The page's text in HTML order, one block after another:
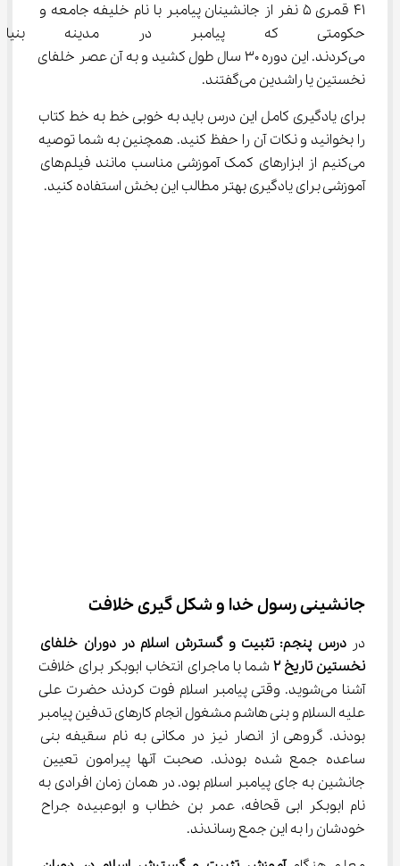
۴۱ قمری ۵ نفر از جانشینان پیامبر با نام خلیفه جامعه و
حکومتی که پیامبر در مدینه
می‌کردند. این دوره ۳۰ سال طول کشید و به آن عصر خلفای
نخستین یا راشدین می‌گفتند.
برای یادگیری کامل این درس باید به خوبی خط به خط کتاب
را بخوانید و نکات آن را حفظ کنید. همچنین به شما توصیه
می‌کنیم از ابزارهای کمک آموزشی مناسب مانند فیلم‌های
آموزشی برای یادگیری بهتر مطالب این بخش استفاده کنید.
جانشینی رسول خدا و شکل گیری خلافت
در درس پنجم: تثبیت و گسترش اسلام در دوران خلفای
نخستین تاریخ ۲ شما با ماجرای انتخاب ابوبکر برای خلافت
آشنا می‌شوید. وقتی پیامبر اسلام فوت کردند حضرت علی
علیه السلام و بنی هاشم مشغول انجام کارهای تدفین پیامبر
بودند. گروهی از انصار نیز در مکانی به نام سقیفه بنی
ساعده جمع شده بودند. صحبت آنها پیرامون تعیین
جانشین به جای پیامبر اسلام بود. در همان زمان افرادی به
نام ابوبکر ابی قحافه، عمر بن خطاب و ابوعبیده جراح
خودشان را به این جمع رساندند.